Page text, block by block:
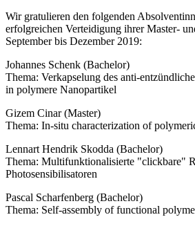
Wir gratulieren den folgenden
erfolgreichen Verteidigung ihrer Master-
September bis Dezember 2019:
Johannes Schenk (Bachelor)
Thema: Verkapselung des anti-
in polymere Nanopartikel
Gizem Cinar (Master)
Thema: In-situ characterization of
Lennart Hendrik Skodda (Bachelor)
Thema: Multifunktionalisierte "clickbare"
Photosensibilisatoren
Pascal Scharfenberg (Bachelor)
Thema: Self-assembly of functional